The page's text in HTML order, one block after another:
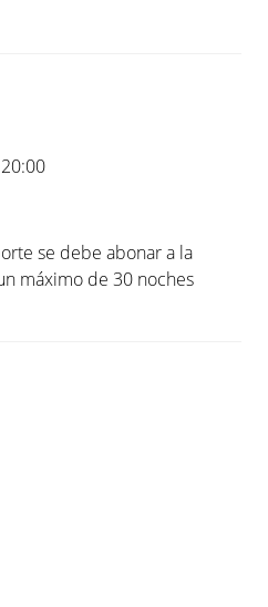
se debe abonar a la
máximo de 30 noches